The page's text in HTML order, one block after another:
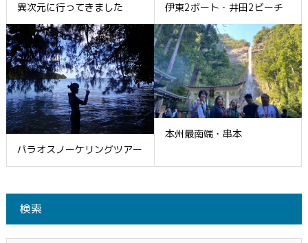
異次元に行ってきました 伊東2ボート・井田2ビーチ
パラオスノーケリングツアー
本州最南端・串本
検索